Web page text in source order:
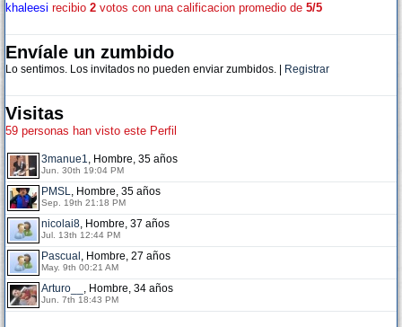
khaleesi recibio 2 votos con una calificacion promedio de 5/5
Envíale un zumbido
Lo sentimos. Los invitados no pueden enviar zumbidos. | Registrar
Visitas
59 personas han visto este Perfil
3manue1, Hombre, 35 años
Jun. 30th 19:04 PM
PMSL, Hombre, 35 años
Sep. 19th 21:18 PM
nicolai8, Hombre, 37 años
Jul. 13th 12:44 PM
Pascual , Hombre, 27 años
May. 9th 00:21 AM
Arturo__ , Hombre, 34 años
Jun. 7th 18:43 PM